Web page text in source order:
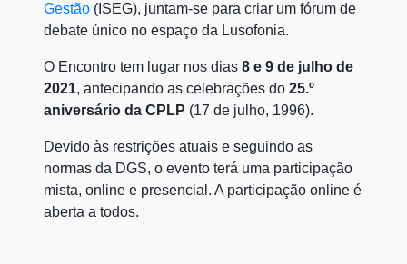
Gestão (ISEG), juntam-se para criar um fórum de
debate único no espaço da Lusofonia.
O Encontro tem lugar nos dias 8 e 9 de julho de
2021, antecipando as celebrações do 25.º
aniversário da CPLP (17 de julho, 1996).
Devido às restrições atuais e seguindo as
normas da DGS, o evento terá uma participação
mista, online e presencial. A participação online é
aberta a todos.